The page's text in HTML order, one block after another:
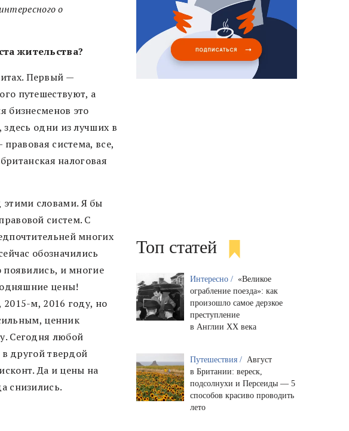
о
жительства?
Первый —
путешествуют, а
бизнесменов это
одни из лучших в
система, все,
налоговая
словами. Я бы
систем. С
многих
обозначились
появились, и многие
цены!
м, 2016 году, но
ценник
Сегодня любой
другой твердой
Да и цены на
снизились.
Топ статей
Интересно / «Великое
ограбление поезда»: как
произошло самое дерзкое
преступление
в Англии XX века
Путешествия / Август
в Британии: вереск,
подсолнухи и Персеиды — 5
способов красиво проводить
лето